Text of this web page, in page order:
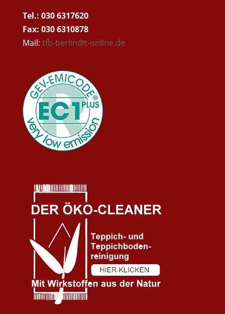
Tel.: 030 6317620
Fax: 030 6310878
Mail: tfb-berlin@t-online.de